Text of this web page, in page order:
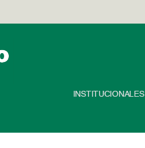
INSTITUCIONALES